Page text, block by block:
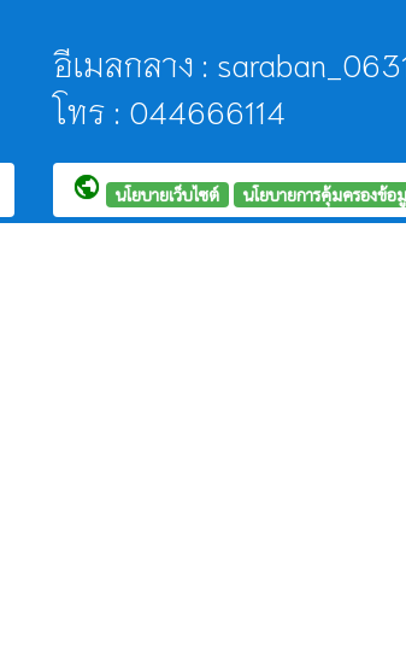
อีเมลกลาง :
โทร : 044666114
public นโยบายเว็บไซต์ นโยบายการคุ้มครองข้